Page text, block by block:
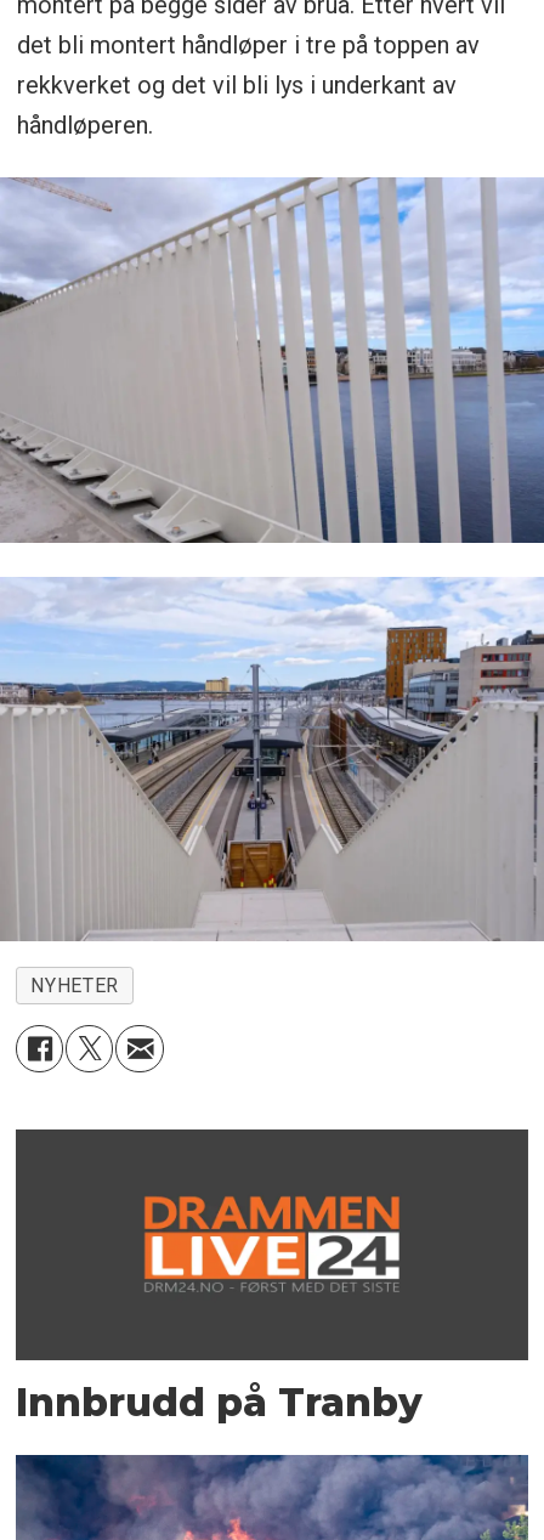
det bli montert håndløper i tre på toppen av
rekkverket og det vil bli lys i underkant av
håndløperen.
NYHETER
Innbrudd på Tranby